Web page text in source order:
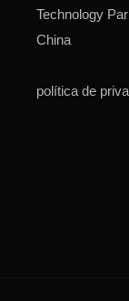
Technology
China
política de